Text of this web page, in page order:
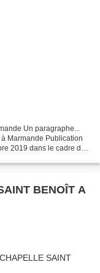
Un paragraphe...
Marmande Publication
2019 dans le cadre des
BENOÎT A